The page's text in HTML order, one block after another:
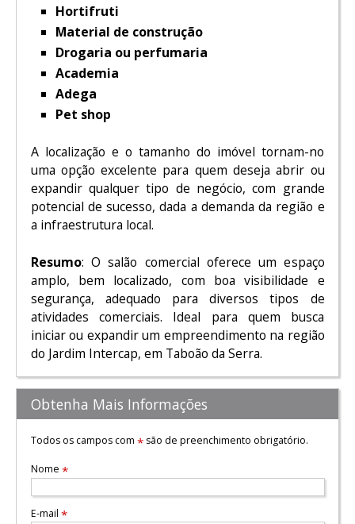
Hortifruti
Material de construção
Drogaria ou perfumaria
Academia
Adega
Pet shop
A localização e o tamanho do imóvel tornam-no
uma opção excelente para quem deseja abrir ou
expandir qualquer tipo de negócio, com grande
potencial de sucesso, dada a demanda da região e
a infraestrutura local.
Resumo: O salão comercial oferece um espaço
amplo, bem localizado, com boa visibilidade e
segurança, adequado para diversos tipos de
atividades comerciais. Ideal para quem busca
iniciar ou expandir um empreendimento na região
do Jardim Intercap, em Taboão da Serra.
Obtenha Mais Informações
Todos os campos com *são de preenchimento obrigatório.
Nome *
E-mail *